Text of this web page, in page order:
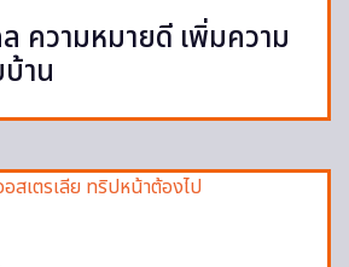
ความหมายดี เพิ่มความ
าน